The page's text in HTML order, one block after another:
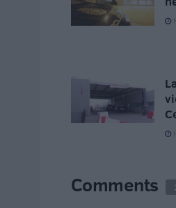
Comments